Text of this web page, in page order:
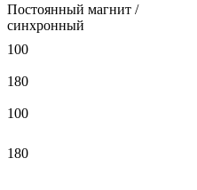
Постоянный магнит /
синхронный
100
180
100
180